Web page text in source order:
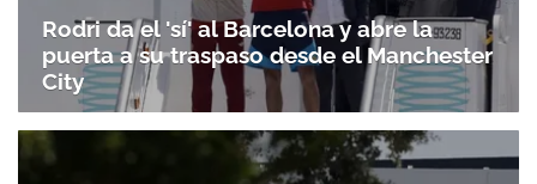
Rodri da el 'sí' al Barcelona y abre la
puerta a su traspaso desde el Manchester
City